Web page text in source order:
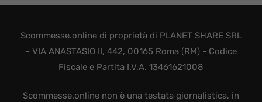
Scommesse.online di proprietà di PLANET SHARE SRL
- VIA ANASTASIO II, 442, 00165 Roma (RM) - Codice
Fiscale e Partita I.V.A. 13461621008
Scommesse.online non è una testata giornalistica, in